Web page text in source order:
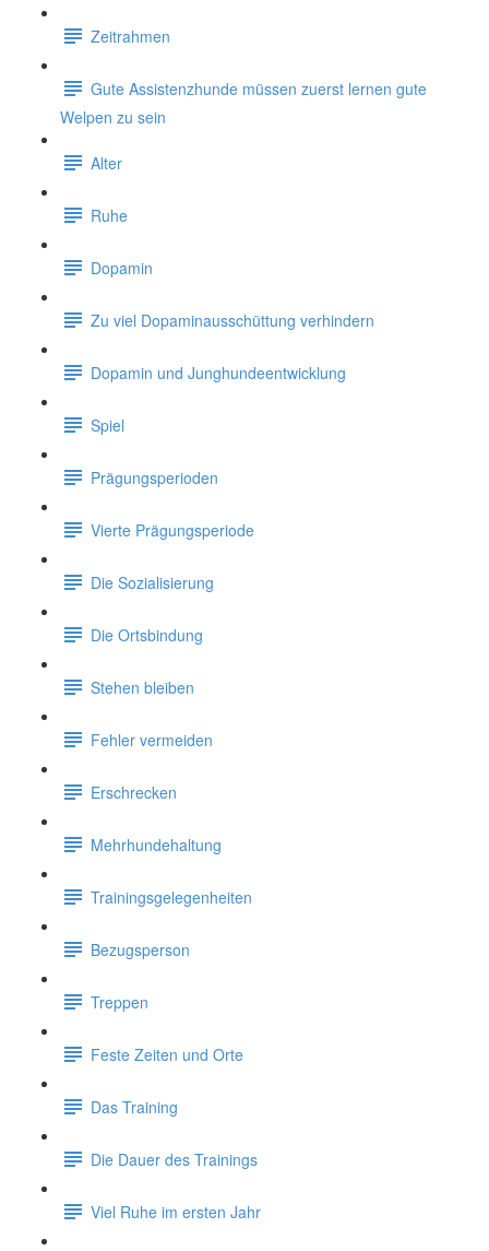
Zeitrahmen
Gute Assistenzhunde müssen zuerst lernen gute
Welpen zu sein
Alter
Ruhe
Dopamin
Zu viel Dopaminausschüttung verhindern
Dopamin und Junghundeentwicklung
Spiel
Prägungsperioden
Vierte Prägungsperiode
Die Sozialisierung
Die Ortsbindung
Stehen bleiben
Fehler vermeiden
Erschrecken
Mehrhundehaltung
Trainingsgelegenheiten
Bezugsperson
Treppen
Feste Zeiten und Orte
Das Training
Die Dauer des Trainings
Viel Ruhe im ersten Jahr